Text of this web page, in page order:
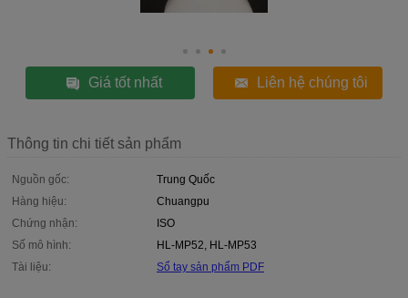
Giá tốt nhất Liên hệ chúng tôi
Thông tin chi tiết sản phẩm
Nguồn gốc:
Trung Quốc
Hàng hiệu:
Chuangpu
Chứng nhận:
ISO
Số mô hình:
HL-MP52, HL-MP53
Tài liệu:
Sổ tay sản phẩm PDF